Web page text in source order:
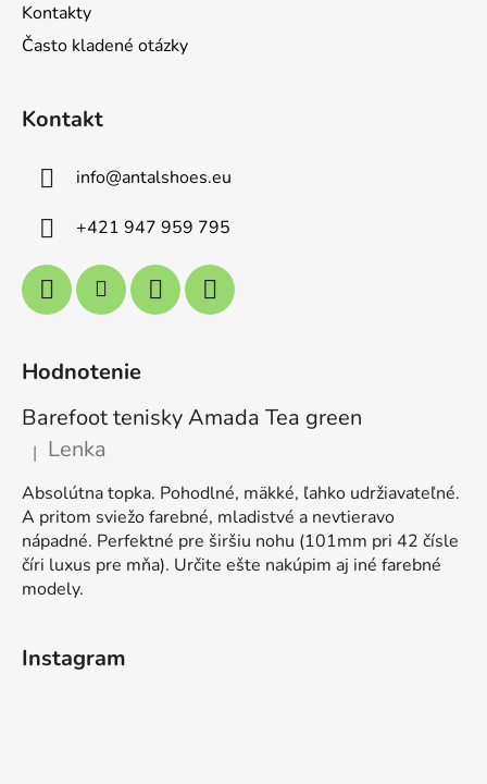
Kontakty
Často kladené otázky
Kontakt
info@antalshoes.eu
+421 947 959 795
Hodnotenie
Barefoot tenisky Amada Tea green
Hodnotenie produktu je 5 z 5 hviezdičiek.
| Lenka
Absolútna topka. Pohodlné, mäkké, ľahko udržiavateľné.
A pritom sviežo farebné, mladistvé a nevtieravo
nápadné. Perfektné pre širšiu nohu (101mm pri 42 čísle
číri luxus pre mňa). Určite ešte nakúpim aj iné farebné
modely.
Instagram